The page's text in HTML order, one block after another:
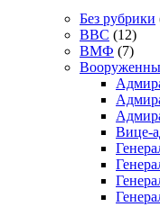
Без рубрики
ВВС (12)
ВМФ (7)
Вице-